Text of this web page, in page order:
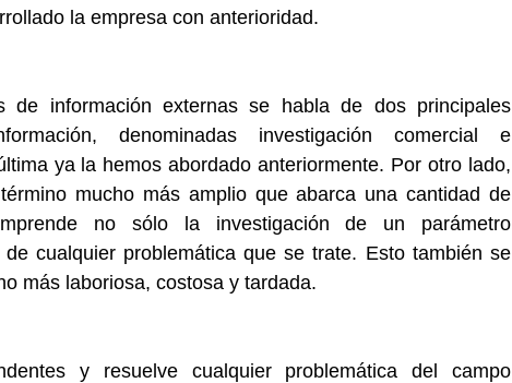
la empresa con anterioridad.
de información externas se habla de dos principales
denominadas investigación comercial e
ya la hemos abordado anteriormente. Por otro lado,
mucho más amplio que abarca una cantidad de
no sólo la investigación de un parámetro
cualquier problemática que se trate. Esto también se
más laboriosa, costosa y tardada.
y resuelve cualquier problemática del campo